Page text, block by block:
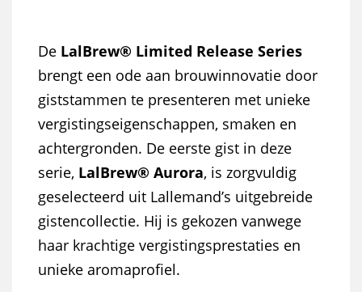
De LalBrew® Limited Release Series
brengt een ode aan brouwinnovatie door
giststammen te presenteren met unieke
vergistingseigenschappen, smaken en
achtergronden. De eerste gist in deze
serie, LalBrew® Aurora, is zorgvuldig
geselecteerd uit Lallemand’s uitgebreide
gistencollectie. Hij is gekozen vanwege
haar krachtige vergistingsprestaties en
unieke aromaprofiel.